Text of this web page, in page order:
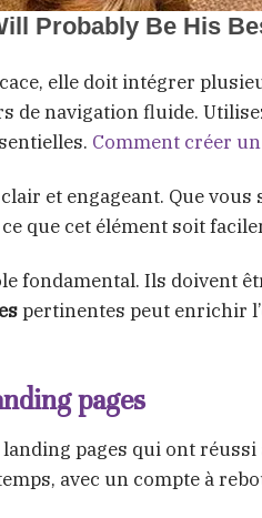
elle doit intégrer
de navigation fluide.
Comment créer
et engageant. Que
que cet élément soit
fondamental. Ils doivent
pertinentes peut enrichir
pages
pages qui ont
avec un compte à